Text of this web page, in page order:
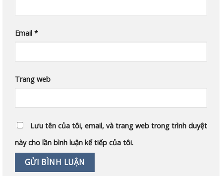
Email *
Trang web
Lưu tên của tôi, email, và trang web trong trình duyệt
này cho lần bình luận kế tiếp của tôi.